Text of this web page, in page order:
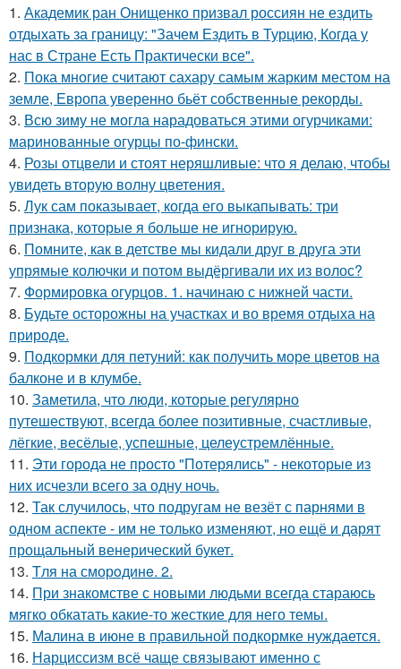
1. Академик ран Онищенко призвал россиян не ездить
отдыхать за границу: "Зачем Ездить в Турцию, Когда у
нас в Стране Есть Практически все".
2. Пока многие считают сахару самым жарким местом на
земле, Европа уверенно бьёт собственные рекорды.
3. Всю зиму не могла нарадоваться этими огурчиками:
маринованные огурцы по-фински.
4. Розы отцвели и стоят неряшливые: что я делаю, чтобы
увидеть вторую волну цветения.
5. Лук сам показывает, когда его выкапывать: три
признака, которые я больше не игнорирую.
6. Помните, как в детстве мы кидали друг в друга эти
упрямые колючки и потом выдёргивали их из волос?
7. Формировка огурцов. 1. начинаю с нижней части.
8. Будьте осторожны на участках и во время отдыха на
природе.
9. Подкормки для петуний: как получить море цветов на
балконе и в клумбе.
10. Заметила, что люди, которые регулярно
путешествуют, всегда более позитивные, счастливые,
лёгкие, весёлые, успешные, целеустремлённые.
11. Эти города не просто "Потерялись" - некоторые из
них исчезли всего за одну ночь.
12. Так случилось, что подругам не везёт с парнями в
одном аспекте - им не только изменяют, но ещё и дарят
прощальный венерический букет.
13. Tля на сморoдинe. 2.
14. При знакомстве с новыми людьми всегда стараюсь
мягко обкатать какие-то жесткие для него темы.
15. Малина в июне в правильной подкормке нуждается.
16. Нарциссизм всё чаще связывают именно с